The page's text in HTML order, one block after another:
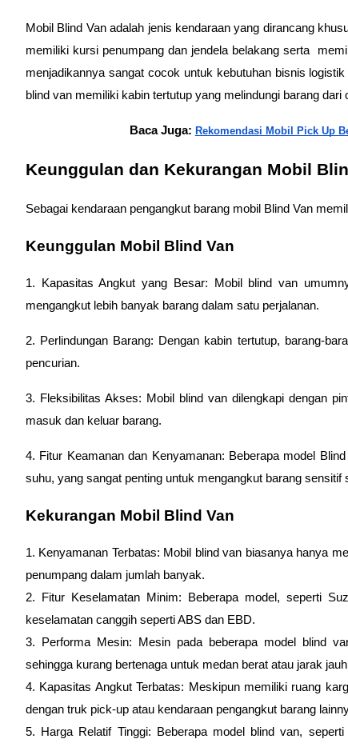
Mobil Blind Van adalah jenis kendaraan yang dirancang
memiliki kursi penumpang dan jendela belakang serta
menjadikannya sangat cocok untuk kebutuhan bisnis
blind van memiliki kabin tertutup yang melindungi barang dari
Baca Juga: Rekomendasi Mobil Pick Up
Keunggulan dan Kekurangan Mobil
Sebagai kendaraan pengangkut barang mobil Blind Van
Keunggulan Mobil Blind Van
1. Kapasitas Angkut yang Besar: Mobil blind van
mengangkut lebih banyak barang dalam satu perjalanan.
2. Perlindungan Barang: Dengan kabin tertutup, barang-
pencurian.
3. Fleksibilitas Akses: Mobil blind van dilengkapi dengan
masuk dan keluar barang.
4. Fitur Keamanan dan Kenyamanan: Beberapa model
suhu, yang sangat penting untuk mengangkut barang sensitif
Kekurangan Mobil Blind Van
1. Kenyamanan Terbatas: Mobil blind van biasanya hanya
penumpang dalam jumlah banyak.
2. Fitur Keselamatan Minim: Beberapa model, seperti
keselamatan canggih seperti ABS dan EBD.
3. Performa Mesin: Mesin pada beberapa model blind
sehingga kurang bertenaga untuk medan berat atau jarak
4. Kapasitas Angkut Terbatas: Meskipun memiliki ruang
dengan truk pick-up atau kendaraan pengangkut barang
5. Harga Relatif Tinggi: Beberapa model blind van,